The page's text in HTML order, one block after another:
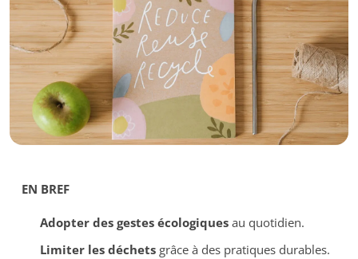
EN BREF
Adopter des gestes écologiquesau quotidien.
Limiter les déchetsgrâce à des pratiques durables.